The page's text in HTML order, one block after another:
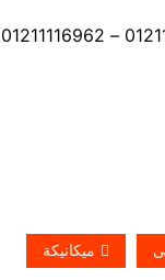
ميكانيكة